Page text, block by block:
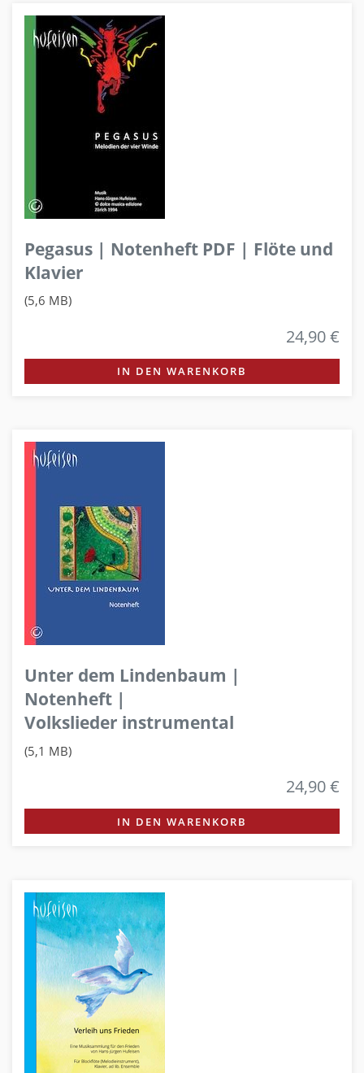
Pegasus | Notenheft PDF | Flöte und
Klavier
(5,6 MB)
24,90 €
IN DEN WARENKORB
Unter dem Lindenbaum |
Notenheft |
Volkslieder instrumental
(5,1 MB)
24,90 €
IN DEN WARENKORB